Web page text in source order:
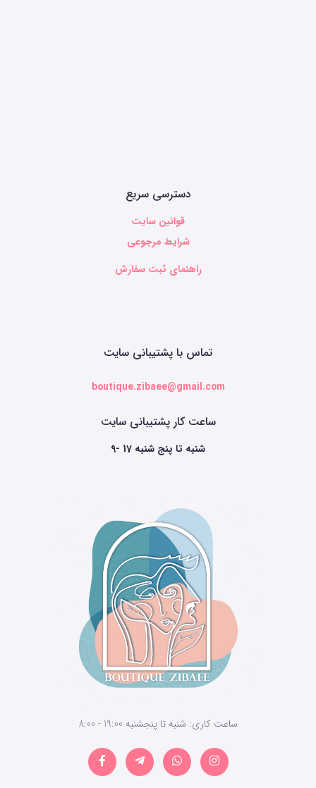
دسترسی سریع
قوانین سایت
شرایط مرجوعی
راهنمای ثبت سفارش
تماس با پشتیبانی سایت
boutique.zibaee@gmail.com
ساعت کار پشتیبانی سایت
9- 17 شنبه تا پنج شنبه
ساعت کاری: شنبه تا پنجشنبه 19:00 - 8:00